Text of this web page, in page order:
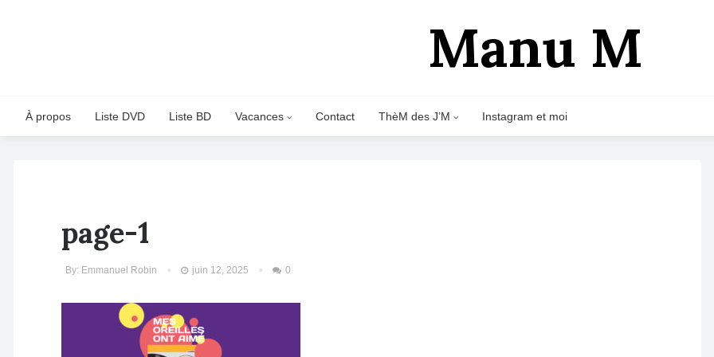
Manu M
À propos Liste DVD Liste BD Vacances Contact ThèM des J’M Instagram et moi
page-1
By: Emmanuel Robin juin 12, 2025 0